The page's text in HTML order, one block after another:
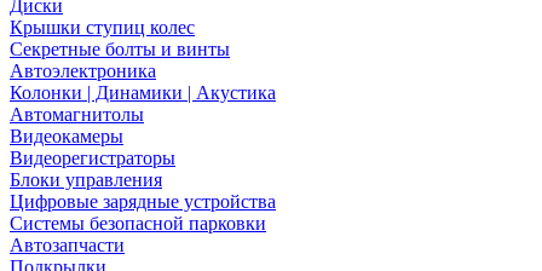
Диски
Крышки ступиц колес
Секретные болты и винты
Автоэлектроника
Колонки | Динамики | Акустика
Автомагнитолы
Видеокамеры
Видеорегистраторы
Блоки управления
Цифровые зарядные устройства
Системы безопасной парковки
Автозапчасти
Подкрылки